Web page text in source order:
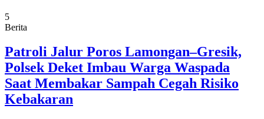
5
Berita
Patroli Jalur Poros Lamongan–Gresik,
Polsek Deket Imbau Warga Waspada
Saat Membakar Sampah Cegah Risiko
Kebakaran